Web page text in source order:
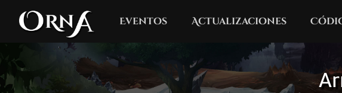
Eventos Actualizaciones